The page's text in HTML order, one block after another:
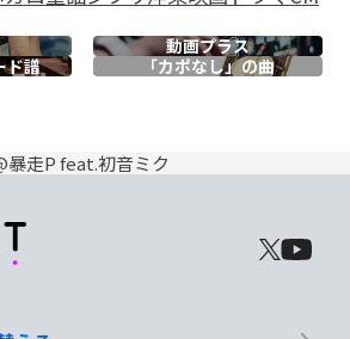
動画プラス
ド譜 「カポなし」の曲
暴走P feat.初音ミク